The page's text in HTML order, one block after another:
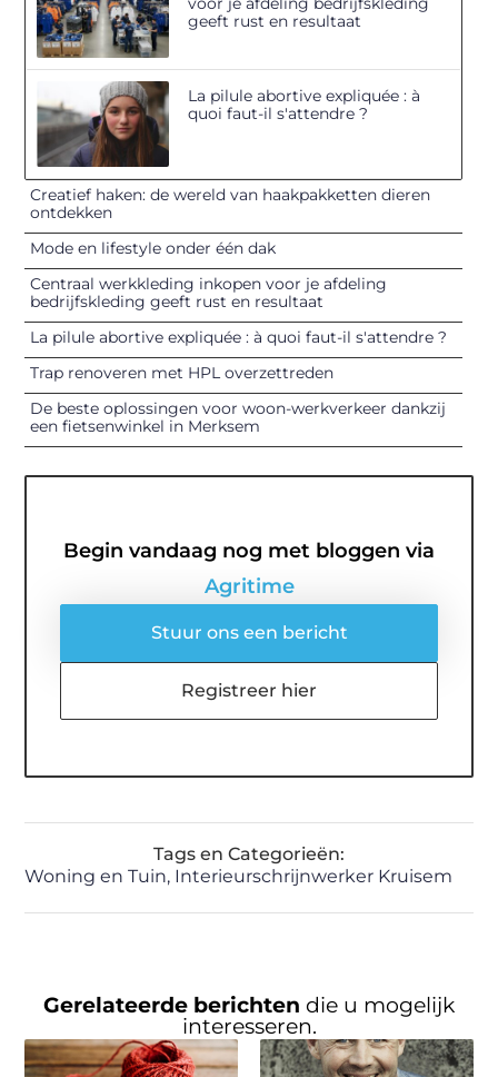
geeft rust en resultaat
La pilule abortive expliquée : à
quoi faut-il s'attendre ?
Creatief haken: de wereld van haakpakketten dieren
ontdekken
Mode en lifestyle onder één dak
Centraal werkkleding inkopen voor je afdeling
bedrijfskleding geeft rust en resultaat
La pilule abortive expliquée : à quoi faut-il s'attendre ?
Trap renoveren met HPL overzettreden
De beste oplossingen voor woon-werkverkeer dankzij
een fietsenwinkel in Merksem
Begin vandaag nog met bloggen via
Agritime
Stuur ons een bericht
Registreer hier
Tags en Categorieën:
Woning en Tuin, Interieurschrijnwerker Kruisem
Gerelateerde berichten die u mogelijk
interesseren.